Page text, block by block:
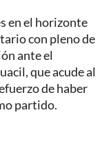
en el horizonte
con pleno de
ante el
que acude al
de haber
partido.